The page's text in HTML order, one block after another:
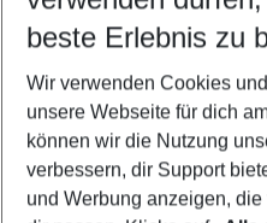
5-8
2 Erwachsene Keine
Mehr Filter
beste Erlebnis zu
Wir verwenden Cookies
unsere Webseite für dich
können wir die Nutzung
verbessern, dir Support
und Werbung anzeigen,